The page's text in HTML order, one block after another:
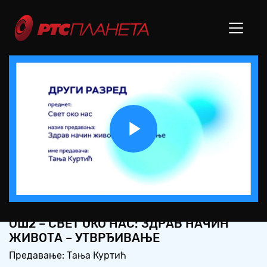
Play
Video
ОШ2 – СВЕТ ОКО НАС: ЗДРАВ НАЧИН
ЖИВОТА – УТВРЂИВАЊЕ
Предавање: Тања Куртић